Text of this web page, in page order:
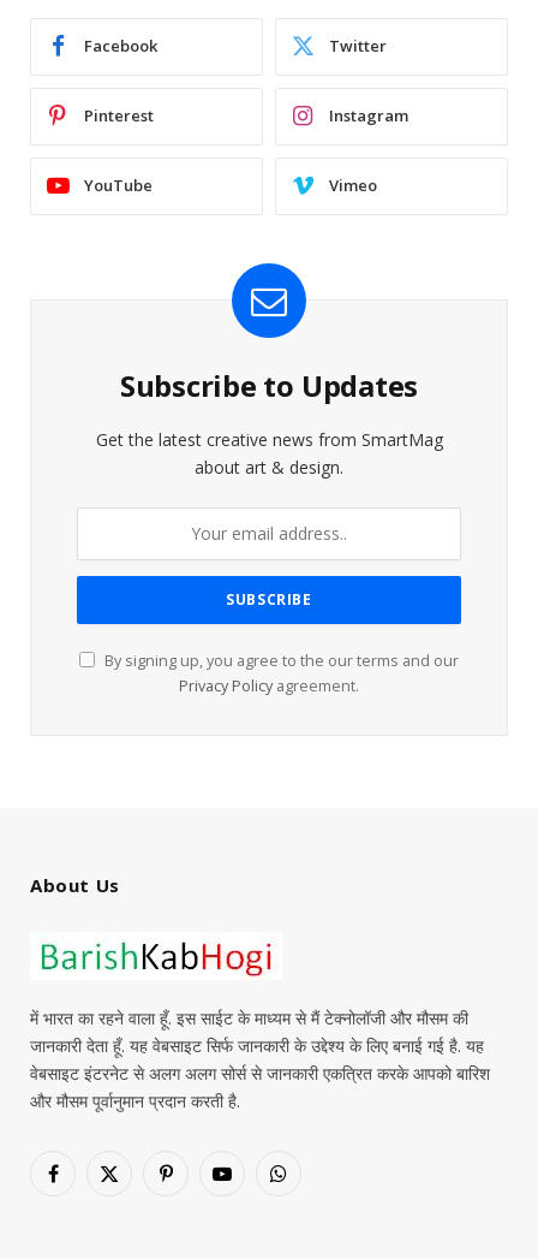
Facebook Twitter
Pinterest Instagram
YouTube Vimeo
Subscribe to Updates
Get the latest creative news from SmartMag
about art & design.
By signing up, you agree to the our terms and our
Privacy Policy agreement.
About Us
में भारत का रहने वाला हूँ. इस साईट के माध्यम से मैं टेक्नोलॉजी और मौसम की
जानकारी देता हूँ. यह वेबसाइट सिर्फ जानकारी के उद्देश्य के लिए बनाई गई है. यह
वेबसाइट इंटरनेट से अलग अलग सोर्स से जानकारी एकत्रित करके आपको बारिश
और मौसम पूर्वानुमान प्रदान करती है.
Facebook
X
PinterestYouTubeWhatsApp